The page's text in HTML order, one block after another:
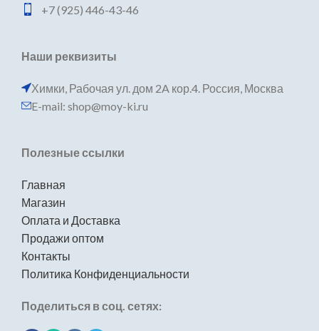
+7 (925) 446-43-46
Наши реквизиты
Химки, Рабочая ул. дом 2A кор.4. Россия, Москва
E-mail: shop@moy-ki.ru
Полезные ссылки
Главная
Магазин
Оплата и Доставка
Продажи оптом
Контакты
Политика Конфиденциальности
Поделиться в соц. сетях: